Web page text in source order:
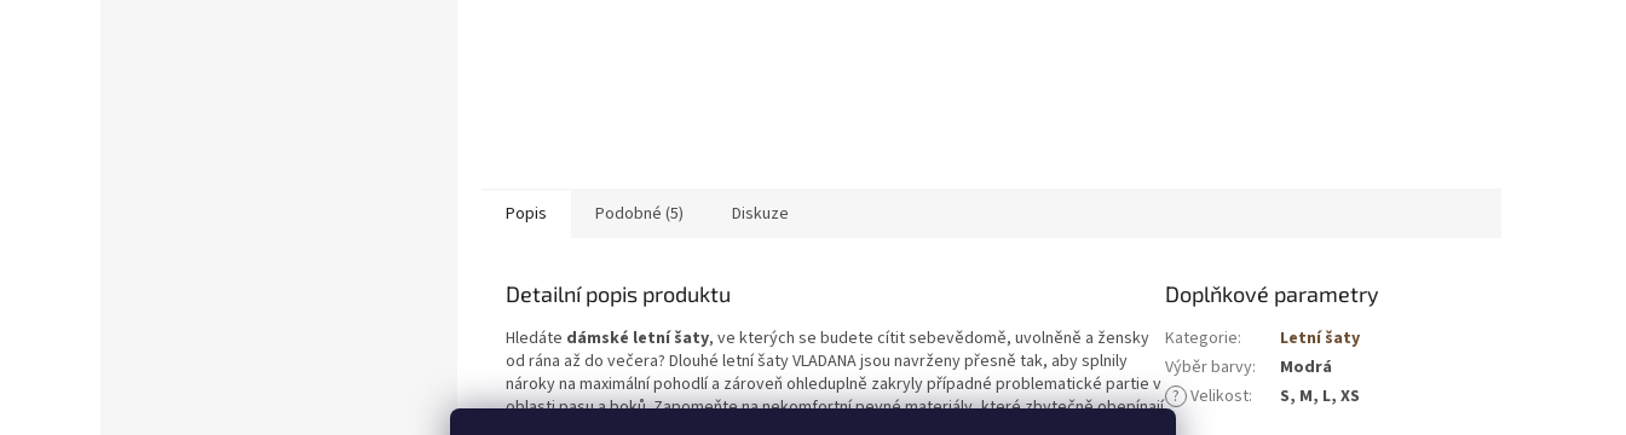
Popis Podobné (5) Diskuze
Detailní popis produktu
Hledáte dámské letní šaty, ve kterých se budete cítit sebevědomě, uvolněně a žensky
od rána až do večera? Dlouhé letní šaty VLADANA jsou navrženy přesně tak, aby splnily
nároky na maximální pohodlí a zároveň ohleduplně zakryly případné problematické partie v
oblasti pasu a boků. Zapomeňte na nekomfortní pevné materiály, které zbytečně obepínají
Doplňkové parametry
Kategorie:
Letní šaty
Výběr barvy:
Modrá
? Velikost: S, M, L, XS